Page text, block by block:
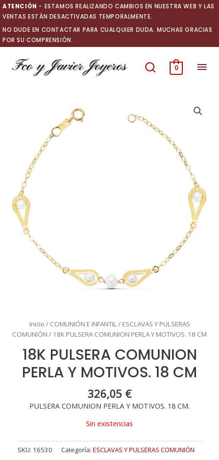
Ir
al
contenido
ATENCIÓN - ESTAMOS REALIZANDO CAMBIOS EN NUESTRA WEB Y LAS
VENTAS ESTÁN DESACTIVADAS TEMPORALMENTE.
NO DUDE EN CONTACTAR PARA CUALQUIER DUDA. MUCHAS GRACIAS
POR SU COMPRENSIÓN.
0
Inicio / COMUNIÓN E INFANTIL / ESCLAVAS Y PULSERAS
COMUNIÓN / 18K PULSERA COMUNION PERLA Y MOTIVOS. 18 CM
18K PULSERA COMUNION
PERLA Y MOTIVOS. 18 CM
326,05 €
PULSERA COMUNION PERLA Y MOTIVOS. 18 CM.
Sin existencias
SKU: 16530 Categoría: ESCLAVAS Y PULSERAS COMUNIÓN